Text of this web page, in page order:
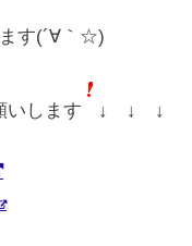
す(´∀｀☆)
いします ↓ ↓ ↓